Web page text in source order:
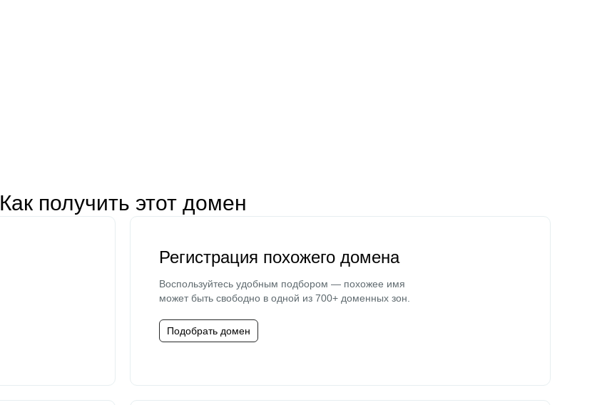
Как получить этот домен
Регистрация похожего домена
Воспользуйтесь удобным подбором — похожее имя
может быть свободно в одной из 700+ доменных зон.
Подобрать домен